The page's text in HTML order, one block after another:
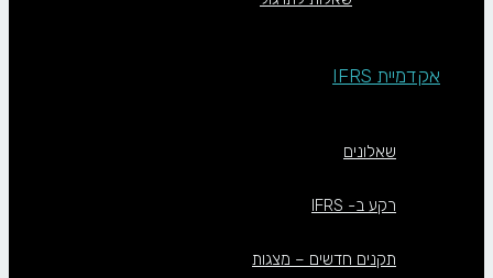
אקדמיית IFRS
שאלונים
רקע ב- IFRS
תקנים חדשים – מצגות